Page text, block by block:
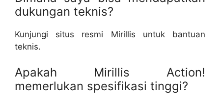
dukungan teknis?
Kunjungi situs resmi Mirillis untuk bantuan
teknis.
Apakah Mirillis Action!
memerlukan spesifikasi tinggi?